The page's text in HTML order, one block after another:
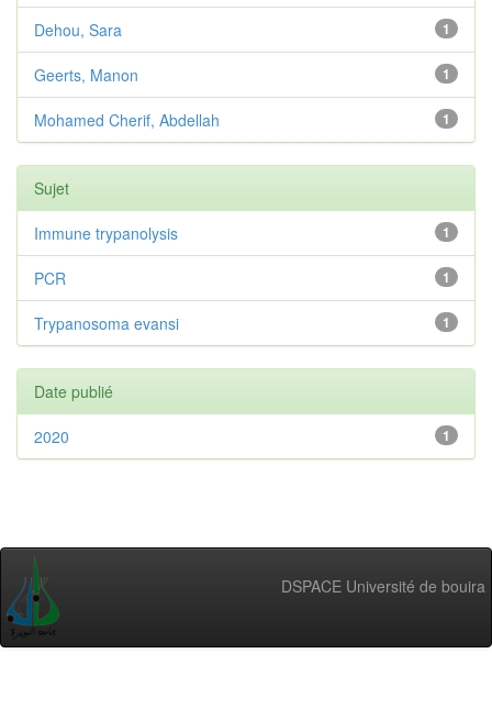
1
Dehou, Sara
1
Geerts, Manon
1
Mohamed Cherif, Abdellah
Sujet
1
Immune trypanolysis
1
PCR
1
Trypanosoma evansi
Date publié
1
2020
DSPACE Université de bouira